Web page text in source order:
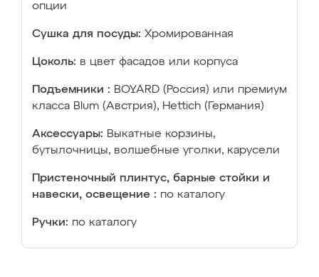
опции
Сушка для посуды: Хромированная
Цоколь: в цвет фасадов или корпуса
Подъемники : BOYARD (Россия) или премиум
класса Blum (Австрия), Hettich (Германия)
Аксессуары: Выкатные корзины,
бутылочницы, волшебные уголки, карусели
Пристеночный плинтус, барные стойки и
навески, освещение : по каталогу
Ручки: по каталогу